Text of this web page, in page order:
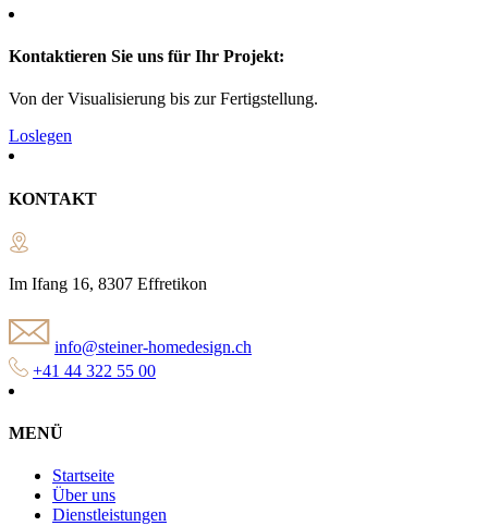
Kontaktieren Sie uns für Ihr Projekt:
Von der Visualisierung bis zur Fertigstellung.
Loslegen
KONTAKT
Im Ifang 16, 8307 Effretikon
info@steiner-homedesign.ch
+41 44 322 55 00
MENÜ
Startseite
Über uns
Dienstleistungen